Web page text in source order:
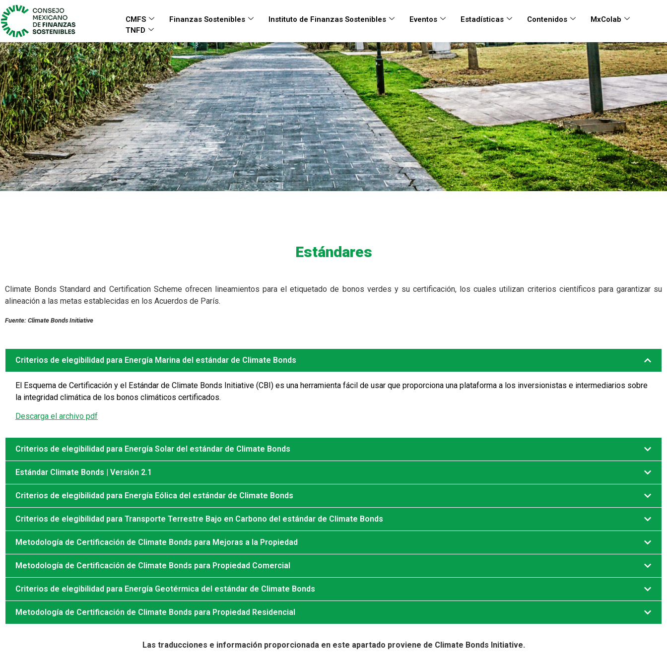
CMFS Finanzas Sostenibles Instituto de Finanzas Sostenibles Eventos Estadísticas Contenidos
MxColab
TNFD
Estándares
Climate Bonds Standard and Certification Scheme ofrecen lineamientos para el etiquetado de bonos verdes y su certificación, los cuales utilizan criterios científicos para garantizar su
alineación a las metas establecidas en los Acuerdos de París.
Fuente: Climate Bonds Initiative
Criterios de elegibilidad para Energía Marina del estándar de Climate Bonds
El Esquema de Certificación y el Estándar de Climate Bonds Initiative (CBI) es una herramienta fácil de usar que proporciona una plataforma a los inversionistas e intermediarios sobre
la integridad climática de los bonos climáticos certificados.
Descarga el archivo pdf
Criterios de elegibilidad para Energía Solar del estándar de Climate Bonds
Estándar Climate Bonds | Versión 2.1
Criterios de elegibilidad para Energía Eólica del estándar de Climate Bonds
Criterios de elegibilidad para Transporte Terrestre Bajo en Carbono del estándar de Climate Bonds
Metodología de Certificación de Climate Bonds para Mejoras a la Propiedad
Metodología de Certificación de Climate Bonds para Propiedad Comercial
Criterios de elegibilidad para Energía Geotérmica del estándar de Climate Bonds
Metodología de Certificación de Climate Bonds para Propiedad Residencial
Las traducciones e información proporcionada en este apartado proviene de Climate Bonds Initiative.